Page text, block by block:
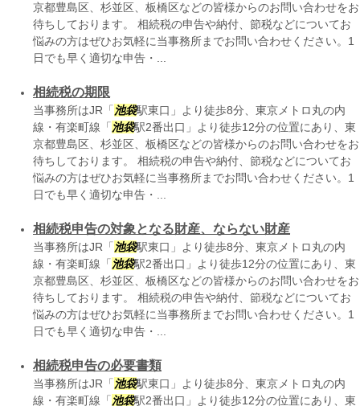
京都豊島区、杉並区、板橋区などの皆様からのお問い合わせをお
待ちしております。 相続税の申告や納付、節税などについてお
悩みの方はぜひお気軽に当事務所までお問い合わせください。1
日でも早く適切な申告・...
相続税の期限
当事務所はJR「 池袋駅東口」より徒歩8分、東京メトロ丸の内
線・有楽町線「 池袋駅2番出口」より徒歩12分の位置にあり、東
京都豊島区、杉並区、板橋区などの皆様からのお問い合わせをお
待ちしております。 相続税の申告や納付、節税などについてお
悩みの方はぜひお気軽に当事務所までお問い合わせください。1
日でも早く適切な申告・...
相続税申告の対象となる財産、ならない財産
当事務所はJR「 池袋駅東口」より徒歩8分、東京メトロ丸の内
線・有楽町線「 池袋駅2番出口」より徒歩12分の位置にあり、東
京都豊島区、杉並区、板橋区などの皆様からのお問い合わせをお
待ちしております。 相続税の申告や納付、節税などについてお
悩みの方はぜひお気軽に当事務所までお問い合わせください。1
日でも早く適切な申告・...
相続税申告の必要書類
当事務所はJR「 池袋駅東口」より徒歩8分、東京メトロ丸の内
線・有楽町線「 池袋駅2番出口」より徒歩12分の位置にあり、東